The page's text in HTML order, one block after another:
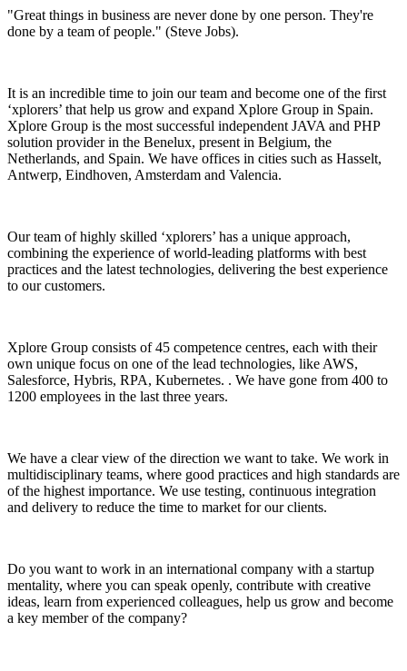
"Great things in business are never done by one person. They're
done by a team of people." (Steve Jobs).
It is an incredible time to join our team and become one of the first
‘xplorers’ that help us grow and expand Xplore Group in Spain.
Xplore Group is the most successful independent JAVA and PHP
solution provider in the Benelux, present in Belgium, the
Netherlands, and Spain. We have offices in cities such as Hasselt,
Antwerp, Eindhoven, Amsterdam and Valencia.
Our team of highly skilled ‘xplorers’ has a unique approach,
combining the experience of world-leading platforms with best
practices and the latest technologies, delivering the best experience
to our customers.
Xplore Group consists of 45 competence centres, each with their
own unique focus on one of the lead technologies, like AWS,
Salesforce, Hybris, RPA, Kubernetes. . We have gone from 400 to
1200 employees in the last three years.
We have a clear view of the direction we want to take. We work in
multidisciplinary teams, where good practices and high standards are
of the highest importance. We use testing, continuous integration
and delivery to reduce the time to market for our clients.
Do you want to work in an international company with a startup
mentality, where you can speak openly, contribute with creative
ideas, learn from experienced colleagues, help us grow and become
a key member of the company?